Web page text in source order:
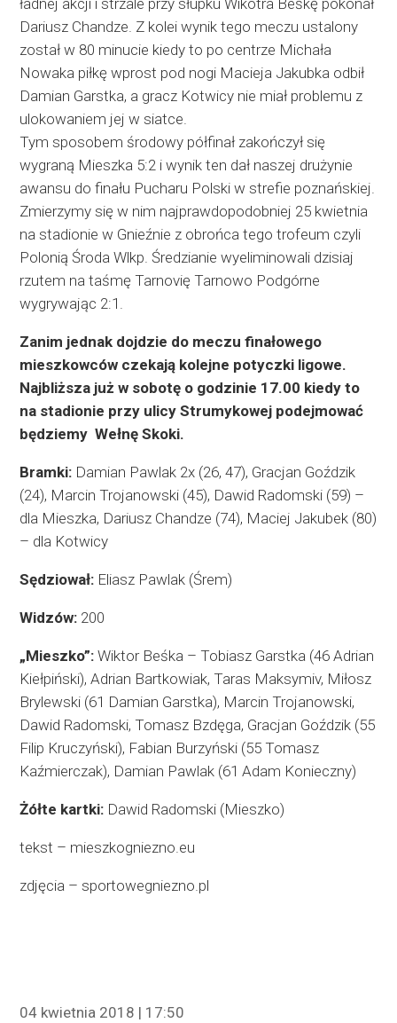
ładnej akcji i strzale przy słupku Wikotra Beśkę pokonał
Dariusz Chandze. Z kolei wynik tego meczu ustalony
został w 80 minucie kiedy to po centrze Michała
Nowaka piłkę wprost pod nogi Macieja Jakubka odbił
Damian Garstka, a gracz Kotwicy nie miał problemu z
ulokowaniem jej w siatce.
Tym sposobem środowy półfinał zakończył się
wygraną Mieszka 5:2 i wynik ten dał naszej drużynie
awansu do finału Pucharu Polski w strefie poznańskiej.
Zmierzymy się w nim najprawdopodobniej 25 kwietnia
na stadionie w Gnieźnie z obrońca tego trofeum czyli
Polonią Środa Wlkp. Średzianie wyeliminowali dzisiaj
rzutem na taśmę Tarnovię Tarnowo Podgórne
wygrywając 2:1.
Zanim jednak dojdzie do meczu finałowego
mieszkowców czekają kolejne potyczki ligowe.
Najbliższa już w sobotę o godzinie 17.00 kiedy to
na stadionie przy ulicy Strumykowej podejmować
będziemy Wełnę Skoki.
Bramki: Damian Pawlak 2x (26, 47), Gracjan Goździk
(24), Marcin Trojanowski (45), Dawid Radomski (59) –
dla Mieszka, Dariusz Chandze (74), Maciej Jakubek (80)
– dla Kotwicy
Sędziował: Eliasz Pawlak (Śrem)
Widzów: 200
„Mieszko”: Wiktor Beśka – Tobiasz Garstka (46 Adrian
Kiełpiński), Adrian Bartkowiak, Taras Maksymiv, Miłosz
Brylewski (61 Damian Garstka), Marcin Trojanowski,
Dawid Radomski, Tomasz Bzdęga, Gracjan Goździk (55
Filip Kruczyński), Fabian Burzyński (55 Tomasz
Kaźmierczak), Damian Pawlak (61 Adam Konieczny)
Żółte kartki: Dawid Radomski (Mieszko)
tekst – mieszkogniezno.eu
zdjęcia – sportowegniezno.pl
04 kwietnia 2018 | 17:50